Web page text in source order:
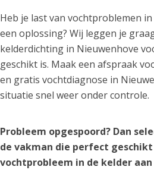
Heb je last van vochtproblemen
een oplossing? Wij leggen je
kelderdichting in Nieuwenhove
geschikt is. Maak een afspraak
en gratis vochtdiagnose in
situatie snel weer onder controle.
Probleem opgespoord? Dan
de vakman die perfect
vochtprobleem in de kelder